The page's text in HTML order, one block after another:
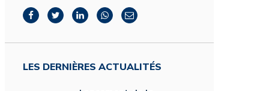
LES DERNIÈRES ACTUALITÉS